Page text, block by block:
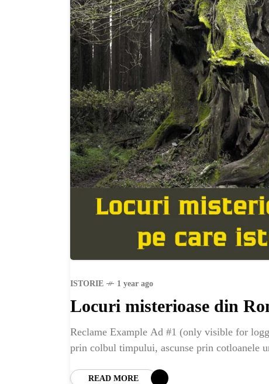
ISTORIE 1 year ago
Locuri misterioase din
Reclame Example Ad #1 (only visible for
prin colbul timpului, ascunse prin cotloanele
READ MORE